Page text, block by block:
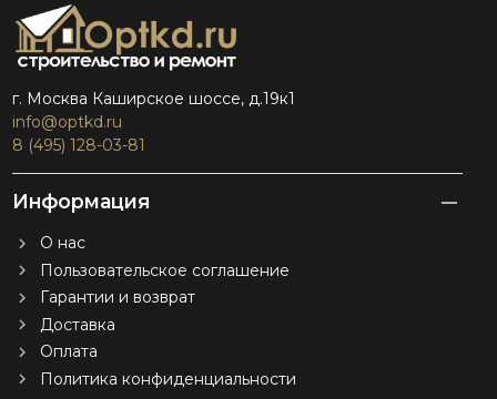
г. Москва Каширское шоссе, д.19к1
info@optkd.ru
8 (495) 128-03-81
Информация
О нас
Пользовательское соглашение
Гарантии и возврат
Доставка
Оплата
Политика конфиденциальности